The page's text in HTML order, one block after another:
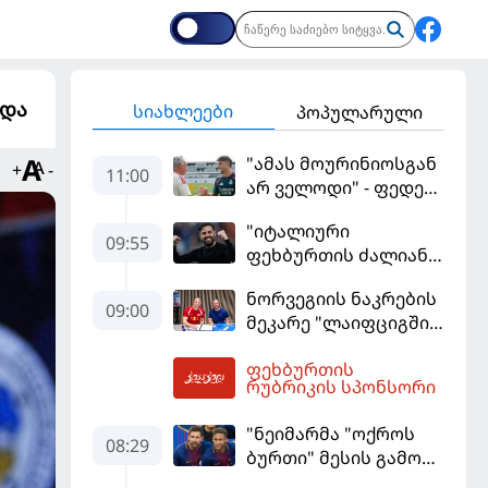
+ -
სიახლეები პოპულარული
11:00
"ამას მოურინიოსგან
არ ველოდი" - ფედე
09:55
"იტალიური
ფეხბურთის ძალიან
ფაბრეგასი
09:00
ნორვეგიის ნაკრების
მეკარე "ლაიფციგში"
ფეხბურთის
რუბრიკის სპონსორი
08:29
"ნეიმარმა "ოქროს
ბურთი" მესის გამო